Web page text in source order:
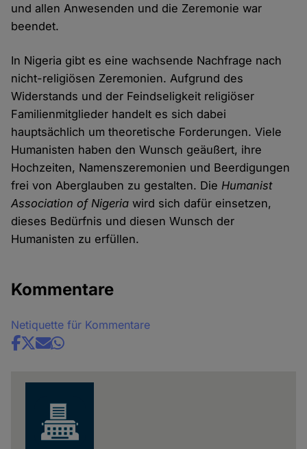
und allen Anwesenden und die Zeremonie war
beendet.
In Nigeria gibt es eine wachsende Nachfrage nach
nicht-religiösen Zeremonien. Aufgrund des
Widerstands und der Feindseligkeit religiöser
Familienmitglieder handelt es sich dabei
hauptsächlich um theoretische Forderungen. Viele
Humanisten haben den Wunsch geäußert, ihre
Hochzeiten, Namenszeremonien und Beerdigungen
frei von Aberglauben zu gestalten. Die Humanist
Association of Nigeria wird sich dafür einsetzen,
dieses Bedürfnis und diesen Wunsch der
Humanisten zu erfüllen.
Kommentare
Netiquette für Kommentare
Share